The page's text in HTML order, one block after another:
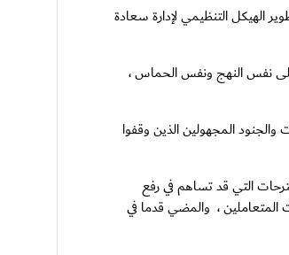
الهيكل التنظيمي لإدارة سعادة
على نفس النهج ونفس الحماس ،
المجهولين الذين وقفوا
التي قد تساهم في رفع
المتعاملين ، والمضي قدما في